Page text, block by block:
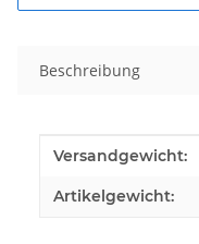
Beschreibung
Produkteigenschaft
Wert
Versandgewicht:
Artikelgewicht: